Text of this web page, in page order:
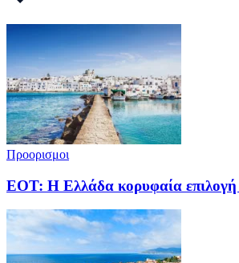
Προορισμοι
ΕΟΤ: Η Ελλάδα κορυφαία